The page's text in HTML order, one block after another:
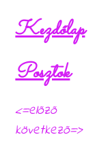
Kezdőlap
Posztok
<=előző
következő=>